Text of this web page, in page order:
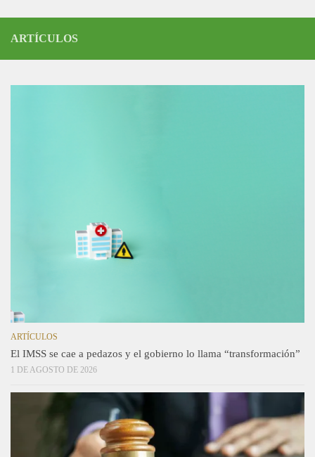
ARTÍCULOS
ARTÍCULOS
El IMSS se cae a pedazos y el gobierno lo llama “transformación”
1 DE AGOSTO DE 2026